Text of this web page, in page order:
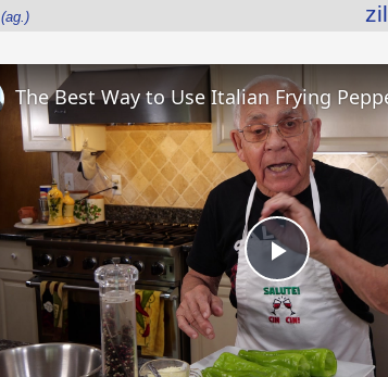
(ag.)
Play
Video
The Best Way to Use Italian Frying